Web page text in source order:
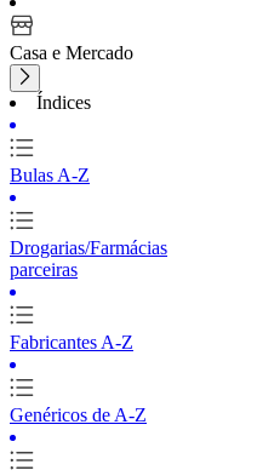
Casa e Mercado
Índices
Bulas A-Z
Drogarias/Farmácias
parceiras
Fabricantes A-Z
Genéricos de A-Z